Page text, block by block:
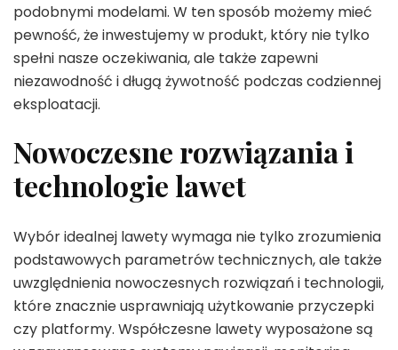
podobnymi modelami. W ten sposób możemy mieć
pewność, że inwestujemy w produkt, który nie tylko
spełni nasze oczekiwania, ale także zapewni
niezawodność i długą żywotność podczas codziennej
eksploatacji.
Nowoczesne rozwiązania i
technologie lawet
Wybór idealnej lawety wymaga nie tylko zrozumienia
podstawowych parametrów technicznych, ale także
uwzględnienia nowoczesnych rozwiązań i technologii,
które znacznie usprawniają użytkowanie przyczepki
czy platformy. Współczesne lawety wyposażone są